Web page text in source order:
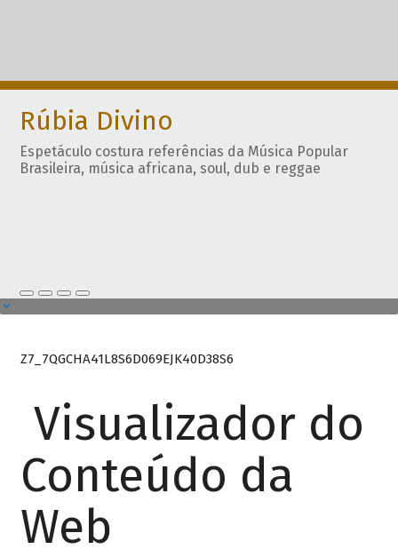
Rúbia Divino
Espetáculo costura referências da Música Popular
Brasileira, música africana, soul, dub e reggae
Z7_7QGCHA41L8S6D069EJK40D38S6
Visualizador do
Conteúdo da
Web